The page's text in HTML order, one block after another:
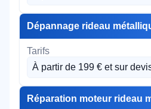
Dépannage rideau
À partir de 199 € et sur
Réparation moteur rideau